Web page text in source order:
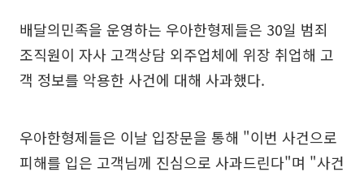
배달의민족을 운영하는 우아한형제들은 30일 범죄
조직원이 자사 고객상담 외주업체에 위장 취업해 고
객 정보를 악용한 사건에 대해 사과했다.
우아한형제들은 이날 입장문을 통해 "이번 사건으로
피해를 입은 고객님께 진심으로 사과드린다"며 "사건